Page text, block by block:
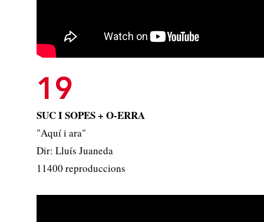
19
SUC I SOPES + O-ERRA
"Aquí i ara"
Dir: Lluís Juaneda
11400 reproduccions